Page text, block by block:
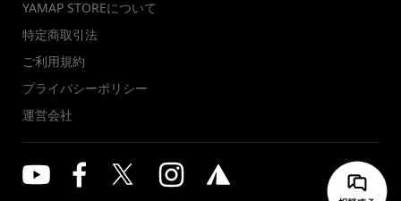
YAMAP STOREについて
特定商取引法
ご利用規約
プライバシーポリシー
運営会社